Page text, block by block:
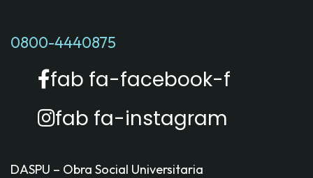
0800-4440875
fab fa-facebook-f
fab fa-instagram
DASPU – Obra Social Universitaria